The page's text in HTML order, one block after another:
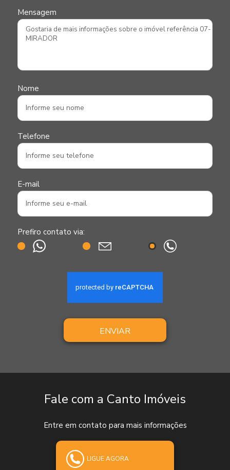
Mensagem
Nome
Telefone
E-mail
Prefiro contato via:
ENVIAR
Fale com a Canto Imóveis
Entre em contato para mais informações
LIGUE AGORA